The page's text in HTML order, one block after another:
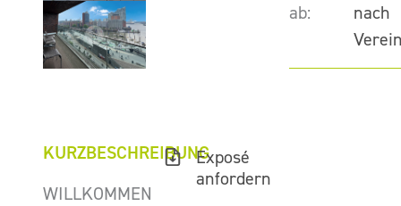
ab:
nach
KURZBESCHREIBUNG
WILLKOMMEN
Exposé
anfordern